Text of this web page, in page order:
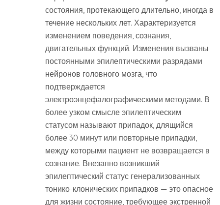
состояния, протекающего длительно, иногда в
течение нескольких лет. Характеризуется
изменением поведения, сознания,
двигательных функций. Изменения вызваны
постоянными эпилептическими разрядами
нейронов головного мозга, что
подтверждается
электроэнцефалографическими методами. В
более узком смысле эпилептическим
статусом называют припадок, длящийся
более 30 минут или повторные припадки,
между которыми пациент не возвращается в
сознание. Внезапно возникший
эпилептический статус генерализованных
тонико-клонических припадков — это опасное
для жизни состояние, требующее экстренной